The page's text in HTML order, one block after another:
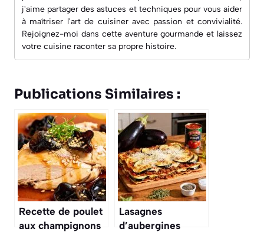
j'aime partager des astuces et techniques pour vous aider
à maîtriser l'art de cuisiner avec passion et convivialité.
Rejoignez-moi dans cette aventure gourmande et laissez
votre cuisine raconter sa propre histoire.
Publications Similaires :
Recette de poulet
aux champignons
Lasagnes
d’aubergines